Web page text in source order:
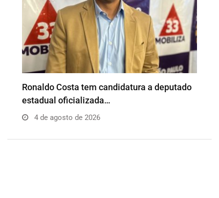
Além da Influência reúne empresários e
profissionais para…
4 de agosto de 2026